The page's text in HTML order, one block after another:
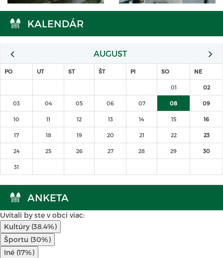
KALENDÁR
AUGUST
PO UT ST ŠT PI SO NE
01 02
03 04 05 06 07 08 09
10 11 12 13 14 15 16
17 18 19 20 21 22 23
24 25 26 27 28 29 30
31
ANKETA
Uvítali by ste v obci viac:
Kultúry (38.4%)
Športu (30%)
Iné (17%)